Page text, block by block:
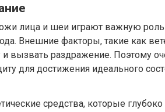
лица и шеи играют важную
Внешние факторы, такие как
вызвать раздражение. Поэтому
для достижения идеального
средства, которые